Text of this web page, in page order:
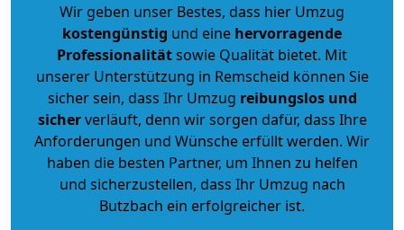
Wir geben unser Bestes, dass hier Umzug
kostengünstig und eine hervorragende
Professionalitätsowie Qualität bietet. Mit
unserer Unterstützung in Remscheid können Sie
sicher sein, dass Ihr Umzug reibungslos und
sicherverläuft, denn wir sorgen dafür, dass Ihre
Anforderungen und Wünsche erfüllt werden. Wir
haben die besten Partner, um Ihnen zu helfen
und sicherzustellen, dass Ihr Umzug nach
Butzbach ein erfolgreicher ist.